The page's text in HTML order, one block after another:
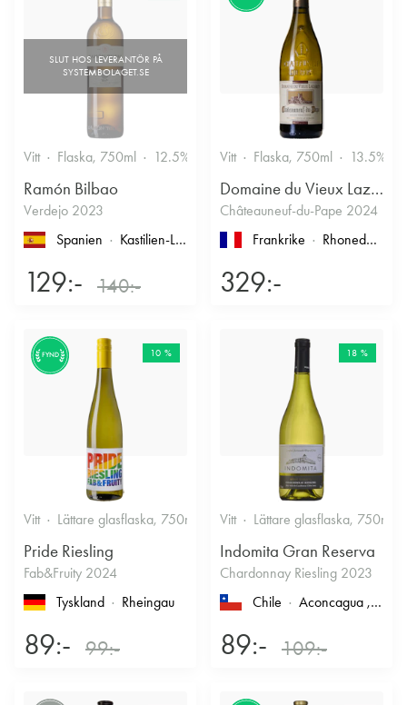
Vitt Flaska, 750ml 12.5%
Ramón Bilbao
Verdejo 2023
Spanien
Kastilien-León
129:- 140:-
Vitt Flaska, 750ml 13.5%
Domaine du Vieux Lazaret
Châteauneuf-du-Pape 2024
Frankrike
Rhonedalen
329:-
FYND 10 %
Vitt Lättare glasflaska, 750ml 12% Friskt & Fruktigt
Pride Riesling
Fab&Fruity 2024
Tyskland
Rheingau
89:- 99:-
18 %
Vitt Lättare glasflaska, 750ml
Indomita Gran Reserva
Chardonnay Riesling 2023
Chile
Aconcagua , Casablanca
89:- 109:-